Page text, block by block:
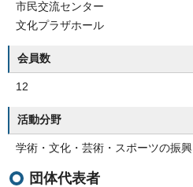
市民交流センター
文化プラザホール
会員数
12
活動分野
学術・文化・芸術・スポーツの振興
団体代表者